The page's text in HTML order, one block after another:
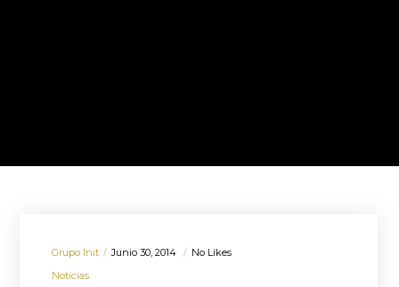
Grupo Init Junio 30, 2014
No Likes
Noticias